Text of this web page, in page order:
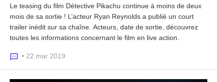
Le teasing du film Détective Pikachu continue à moins de deux
mois de sa sortie ! L’acteur Ryan Reynolds a publié un court
trailer inédit sur sa chaîne. Acteurs, date de sortie, découvrez
toutes les informations concernant le film en live action.
• 22 mar 2019